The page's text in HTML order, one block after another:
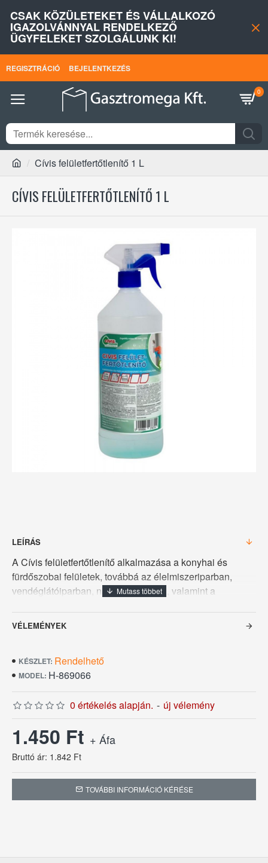
CSAK KÖZÜLETEKET ÉS VÁLLALKOZÓ
IGAZOLVÁNNYAL RENDELKEZŐ
ÜGYFELEKET SZOLGÁLUNK KI!
REGISZTRÁCIÓ BEJELENTKEZÉS
0
Cívis felületfertőtlenítő 1 L
CÍVIS FELÜLETFERTŐTLENÍTŐ 1 L
LEÍRÁS
A Cívis felületfertőtlenítő alkalmazása a konyhai és
fürdőszobai felületek, továbbá az élelmiszeriparban,
vendéglátóiparban, nagy-konyhákon, valamint a
felszerelési tárgyak felületeinek egy munkafázisban
VÉLEMÉNYEK
KÉSZLET: Rendelhető
MODEL: H-869066
0 értékelés alapján. - új vélemény
1.450 Ft + Áfa
Bruttó ár: 1.842 Ft
TOVÁBBI INFORMÁCIÓ KÉRÉSE